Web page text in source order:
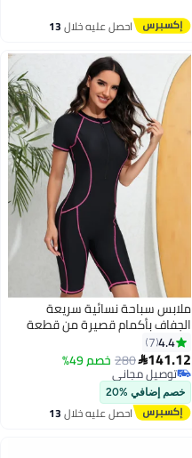
الأمواج احصل عليه خلال13
اغسطس
ملابس سباحة نسائية سريعة
الجفاف بأكمام قصيرة من قطعة
واحدة | ملابس سباحة واقية من
الشمس بأكمام قصيرة | ملابس
سباحة رياضية سريعة الجفاف من
قطعة واحدة للشاطئ وحمام
السباحة
4.4
7
141.12
280خصم 49%
توصيل مجاني
توصيل مجاني
خصم إضافي %20
احصل عليه خلال13
اغسطس